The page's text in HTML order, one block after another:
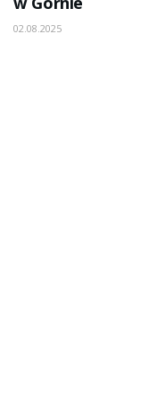
02.08.2025